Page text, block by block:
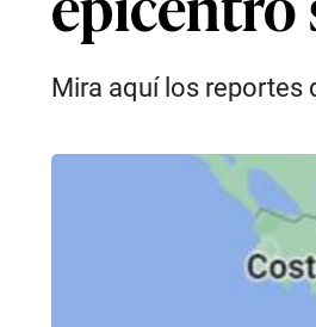
Mira aquí los reportes